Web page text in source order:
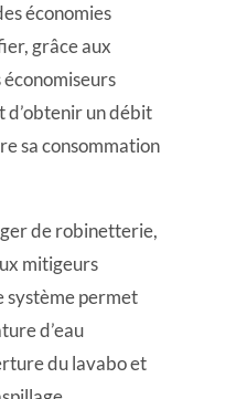
économies
grâce aux
d’obtenir un débit
sa consommation
de robinetterie,
mitigeurs
système permet
d’eau
du lavabo et